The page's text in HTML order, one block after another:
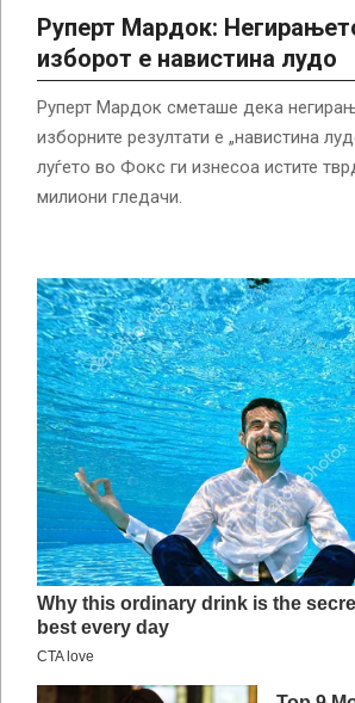
Руперт Мардок:
изборот е навистина лудо
Руперт Мардок сметаше дека
изборните резултати е „навистина
луѓето во Фокс ги изнесоа истите
милиони гледачи.